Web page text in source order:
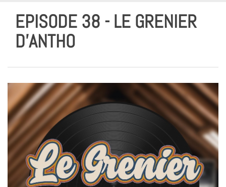
EPISODE 38 - LE GRENIER
D'ANTHO